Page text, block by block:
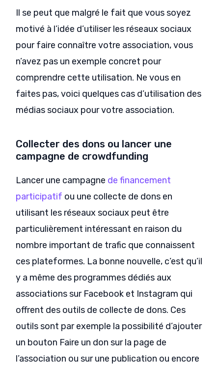
Il se peut que malgré le fait que vous soyez
motivé à l’idée d’utiliser les réseaux sociaux
pour faire connaître votre association, vous
n’avez pas un exemple concret pour
comprendre cette utilisation. Ne vous en
faites pas, voici quelques cas d’utilisation des
médias sociaux pour votre association.
Collecter des dons ou lancer une
campagne de crowdfunding
Lancer une campagne de financement
participatif ou une collecte de dons en
utilisant les réseaux sociaux peut être
particulièrement intéressant en raison du
nombre important de trafic que connaissent
ces plateformes. La bonne nouvelle, c’est qu’il
y a même des programmes dédiés aux
associations sur Facebook et Instagram qui
offrent des outils de collecte de dons. Ces
outils sont par exemple la possibilité d’ajouter
un bouton Faire un don sur la page de
l’association ou sur une publication ou encore